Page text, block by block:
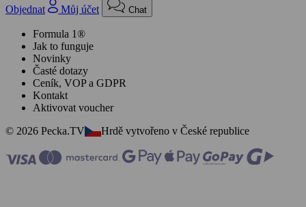
Objednat
Můj účet Chat
Formula 1®
Jak to funguje
Novinky
Časté dotazy
Ceník, VOP a GDPR
Kontakt
Aktivovat voucher
© 2026 Pecka.TV
Hrdě vytvořeno v České republice